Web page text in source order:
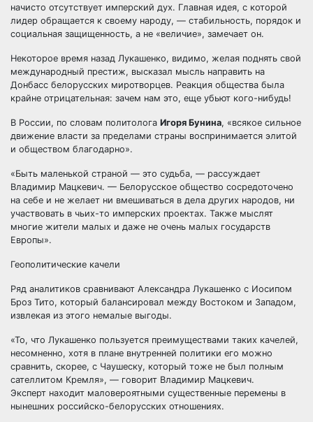
начисто отсутствует имперский дух. Главная идея, с которой
лидер обращается к своему народу, — стабильность, порядок и
социальная защищенность, а не «величие», замечает он.
Некоторое время назад Лукашенко, видимо, желая поднять свой
международный престиж, высказал мысль направить на
Донбасс белорусских миротворцев. Реакция общества была
крайне отрицательная: зачем нам это, еще убьют кого-нибудь!
В России, по словам политолога Игоря Бунина, «всякое сильное
движение власти за пределами страны воспринимается элитой
и обществом благодарно».
«Быть маленькой страной — это судьба, — рассуждает
Владимир Мацкевич. — Белорусское общество сосредоточено
на себе и не желает ни вмешиваться в дела других народов, ни
участвовать в чьих-то имперских проектах. Также мыслят
многие жители малых и даже не очень малых государств
Европы».
Геополитические качели
Ряд аналитиков сравнивают Александра Лукашенко с Иосипом
Броз Тито, который балансировал между Востоком и Западом,
извлекая из этого немалые выгоды.
«То, что Лукашенко пользуется преимуществами таких качелей,
несомненно, хотя в плане внутренней политики его можно
сравнить, скорее, с Чаушеску, который тоже не был полным
сателлитом Кремля», — говорит Владимир Мацкевич.
Эксперт находит маловероятными существенные перемены в
нынешних российско-белорусских отношениях.